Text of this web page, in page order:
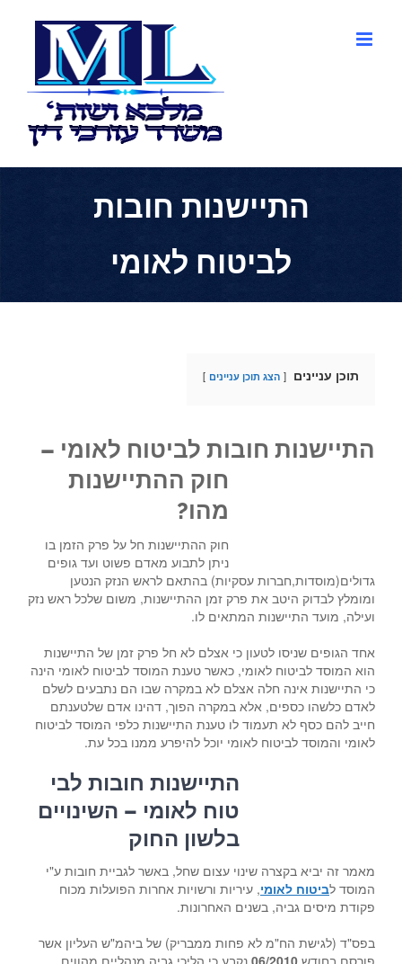
התיישנות חובות
לביטוח לאומי
תוכן עניינים הצג תוכן עניינים
התיישנות חובות לביטוח לאומי –
חוק ההתיישנות
מהו?
חוק ההתיישנות חל על פרק הזמן בו
ניתן לתבוע מאדם פשוט ועד גופים
גדולים(מוסדות,חברות עסקיות) בהתאם לראש הנזק הנטען
ומומלץ לבדוק היטב את פרק זמן ההתיישנות, משום שלכל ראש נזק
ועילה, מועד התיישנות המתאים לו.
אחד הגופים שניסו לטעון כי אצלם לא חל פרק זמן של התיישנות
הוא המוסד לביטוח לאומי, כאשר טענת המוסד לביטוח לאומי הינה
כי התיישנות אינה חלה אצלם לא במקרה שבו הם נתבעים לשלם
לאדם כלשהו כספים, אלא במקרה הפוך, דהינו אדם שלטענתם
חייב להם כסף לא תעמוד לו טענת התיישנות כלפי המוסד לביטוח
לאומי והמוסד לביטוח לאומי יוכל להיפרע ממנו בכל עת.
התיישנות חובות לבי
טוח לאומי – השינויים
בלשון החוק
מאמר זה יביא בקצרה שינוי עצום שחל, באשר לגביית חובות ע"י
המוסד לביטוח לאומי, עיריות ורשויות אחרות הפועלות מכוח
פקודת מיסים גביה, בשנים האחרונות.
בפס"ד (לגישת הח"מ לא פחות ממבריק) של ביהמ"ש העליון אשר
פורסם בחודש 06/2010 נקבע כי הליכי גביה מנהליים מהווים